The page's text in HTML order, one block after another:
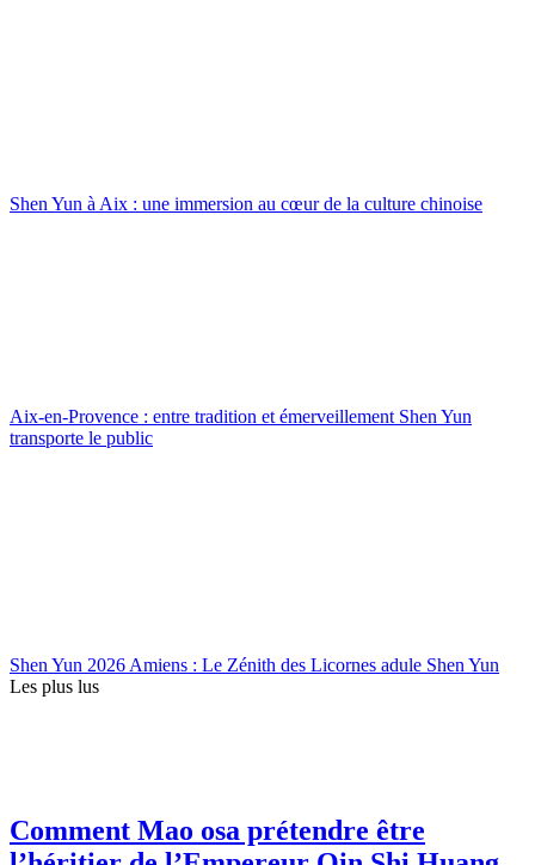
Shen Yun à Aix : une immersion au cœur de la culture chinoise
Aix-en-Provence : entre tradition et émerveillement Shen Yun
transporte le public
Shen Yun 2026 Amiens : Le Zénith des Licornes adule Shen Yun
Les plus lus
Comment Mao osa prétendre être